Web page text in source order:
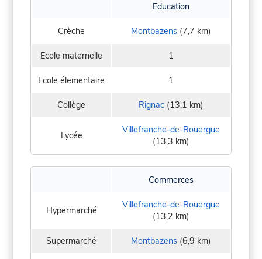
Education
Crèche Montbazens(7,7 km)
Ecole maternelle 1
Ecole élementaire 1
Collège Rignac(13,1 km)
Lycée
Villefranche-de-Rouergue
(13,3 km)
Commerces
Hypermarché
Villefranche-de-Rouergue
(13,2 km)
Supermarché Montbazens(6,9 km)